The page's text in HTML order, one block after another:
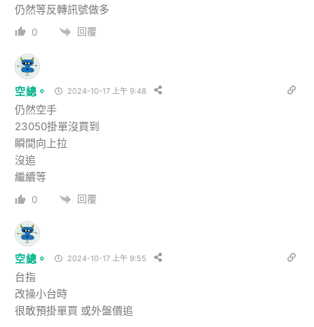
仍然等反轉訊號做多
0 回覆
空總。 2024-10-17 上午 9:48
仍然空手
23050掛單沒買到
瞬間向上拉
沒追
繼續等
0 回覆
空總。 2024-10-17 上午 9:55
台指
改操小台時
很敢預掛單買 或外盤價追